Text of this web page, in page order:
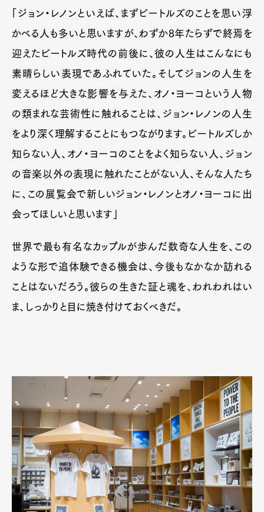
「ジョン・レノンといえば、まずビートルズのことを思い浮
かべる人も多いと思いますが、わずか8年たらずで終焉を
迎えたビートルズ時代の前後に、彼の人生はこんなにも
素晴らしい表現であふれていた。そしてジョンの人生を
変えるほど大きな影響を与えた、オノ・ヨーコという人物
の類まれな芸術性に触れることは、ジョン・レノンの人生
をより深く理解することにもつながります。ビートルズしか
知らない人、オノ・ヨーコのことをよく知らない人、ジョン
の音楽以外の表現に触れたことがない人、そんな人たち
に、この展覧会で新しいジョン・レノンとオノ・ヨーコに出
会ってほしいと思います」
世界で最も有名なカップルが歩んだ数奇な人生を、この
ような形で追体験できる機会は、今後もなかなか訪れる
ことはないだろう。彼らの生きた証と魂を、われわれはい
ま、しっかりと目に焼き付けておくべきだ。